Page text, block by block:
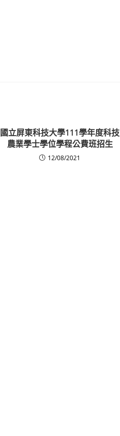
國立屏東科技大學111學年度科技
農業學士學位學程公費班招生
12/08/2021